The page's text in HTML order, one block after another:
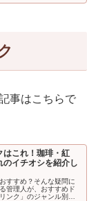
事はこちらで
はこれ！珈琲・紅
のイチオシを紹介し
すすめ？そんな疑問に
管理人が、おすすめド
ンク」のジャンル別に